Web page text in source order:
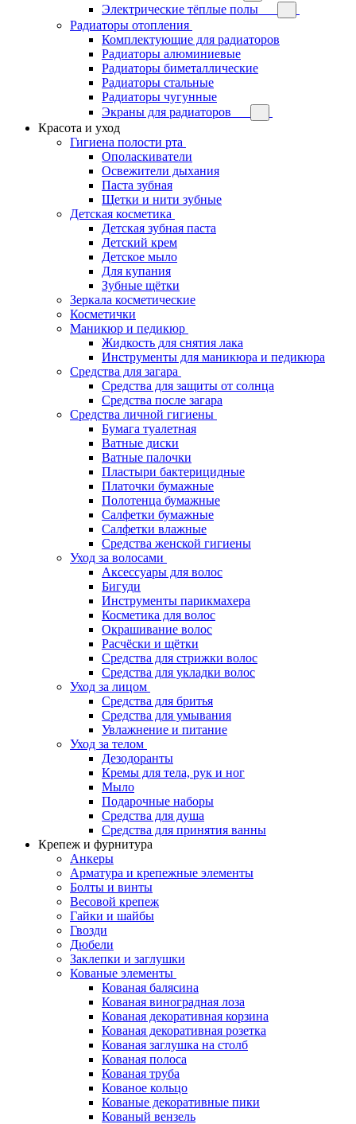
Электрические тёплые полы
Радиаторы отопления
Комплектующие для радиаторов
Радиаторы алюминиевые
Радиаторы биметаллические
Радиаторы стальные
Радиаторы чугунные
Экраны для радиаторов
Красота и уход
Гигиена полости рта
Ополаскиватели
Освежители дыхания
Паста зубная
Щетки и нити зубные
Детская косметика
Детская зубная паста
Детский крем
Детское мыло
Для купания
Зубные щётки
Зеркала косметические
Косметички
Маникюр и педикюр
Жидкость для снятия лака
Инструменты для маникюра и педикюра
Средства для загара
Средства для защиты от солнца
Средства после загара
Средства личной гигиены
Бумага туалетная
Ватные диски
Ватные палочки
Пластыри бактерицидные
Платочки бумажные
Полотенца бумажные
Салфетки бумажные
Салфетки влажные
Средства женской гигиены
Уход за волосами
Аксессуары для волос
Бигуди
Инструменты парикмахера
Косметика для волос
Окрашивание волос
Расчёски и щётки
Средства для стрижки волос
Средства для укладки волос
Уход за лицом
Средства для бритья
Средства для умывания
Увлажнение и питание
Уход за телом
Дезодоранты
Кремы для тела, рук и ног
Мыло
Подарочные наборы
Средства для душа
Средства для принятия ванны
Крепеж и фурнитура
Анкеры
Арматура и крепежные элементы
Болты и винты
Весовой крепеж
Гайки и шайбы
Гвозди
Дюбели
Заклепки и заглушки
Кованые элементы
Кованая балясина
Кованая виноградная лоза
Кованая декоративная корзина
Кованая декоративная розетка
Кованая заглушка на столб
Кованая полоса
Кованая труба
Кованое кольцо
Кованые декоративные пики
Кованый вензель